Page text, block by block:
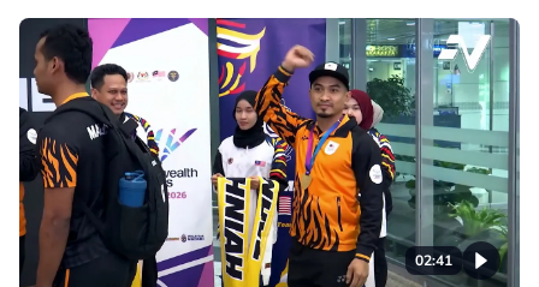
02:41